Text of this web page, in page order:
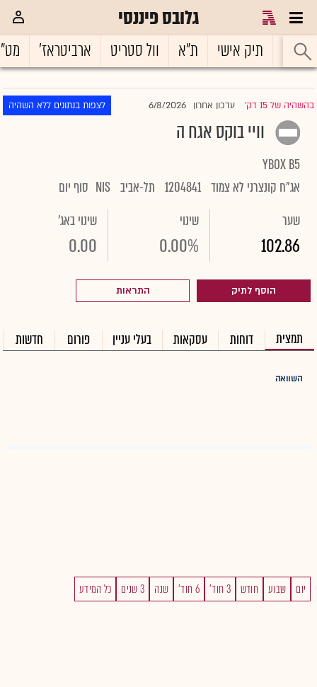
גלובס פיננסי
ראשי תיק אישי ת"א וול סטריט ארביטראז'
בהשהיה של 15 דק' |עדכון אחרון 6/8/2026 לצפות בנתונים ללא השהיה
וויי בוקס אגח ה
YBOX B5
אג"ח קונצרני לא צמוד 1204841 תל-אביב NIS סוף יום
שער
102.86
שינוי
0.00%
שינוי באג'
0.00
הוסף לתיק התראות
תמצית דוחות עסקאות בעלי עניין פורום חדשות
השוואה
יום שבוע חודש 3 חוד' 6 חוד' שנה 3 שנים כל המידע